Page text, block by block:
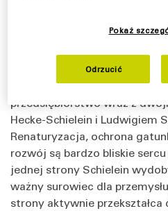
Firma Schielein Kies + Beton
przez trzecie i czwarte
zarządzający Ludwig
przedsiębiorstwo wraz z
Hecke-Schielein i Ludwigiem
Renaturyzacja, ochrona
rozwój są bardzo bliskie
jednej strony Schielein
ważny surowiec dla
strony aktywnie przekształca
Pokaż
Odrzucić